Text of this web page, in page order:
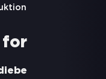
for